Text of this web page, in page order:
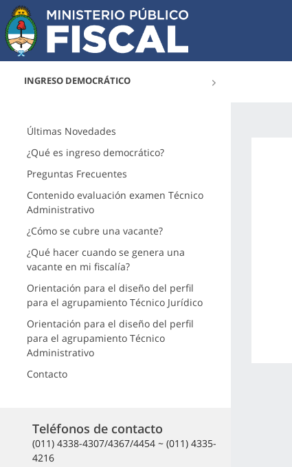
INGRESO DEMOCRÁTICO
Últimas Novedades
¿Qué es ingreso democrático?
Preguntas Frecuentes
Contenido evaluación examen Técnico
Administrativo
¿Cómo se cubre una vacante?
¿Qué hacer cuando se genera una
vacante en mi fiscalía?
Orientación para el diseño del perfil
para el agrupamiento Técnico Jurídico
Orientación para el diseño del perfil
para el agrupamiento Técnico
Administrativo
Contacto
Teléfonos de contacto
(011) 4338-4307/4367/4454 ~ (011) 4335-
4216